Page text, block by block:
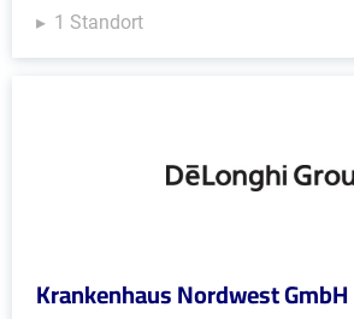
1 Standort
Krankenhaus Nordwest GmbH